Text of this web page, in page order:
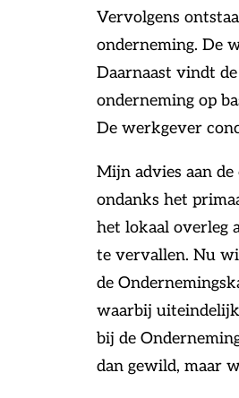
Vervolgens
onderneming. De
Daarnaast vindt
onderneming op
De werkgever
Mijn advies aan
ondanks het
het lokaal overleg
te vervallen. Nu
de
waarbij uiteindelijk
bij de
dan gewild, maar